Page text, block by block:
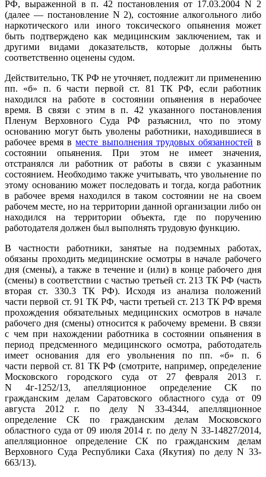
РФ, выраженной в п. 42 постановления от 17.03.2004 N 2
(далее — постановление N 2), состояние алкогольного либо
наркотического или иного токсического опьянения может
быть подтверждено как медицинским заключением, так и
другими видами доказательств, которые должны быть
соответственно оценены судом.
Действительно, ТК РФ не уточняет, подлежит ли применению
пп. «б» п. 6 части первой ст. 81 ТК РФ, если работник
находился на работе в состоянии опьянения в нерабочее
время. В связи с этим в п. 42 указанного постановления
Пленум Верховного Суда РФ разъяснил, что по этому
основанию могут быть уволены работники, находившиеся в
рабочее время вместе выполнения трудовых обязанностей в
состоянии опьянения. При этом не имеет значения,
отстранялся ли работник от работы в связи с указанным
состоянием. Необходимо также учитывать, что увольнение по
этому основанию может последовать и тогда, когда работник
в рабочее время находился в таком состоянии не на своем
рабочем месте, но на территории данной организации либо он
находился на территории объекта, где по поручению
работодателя должен был выполнять трудовую функцию.
В частности работники, занятые на подземных работах,
обязаны проходить медицинские осмотры в начале рабочего
дня (смены), а также в течение и (или) в конце рабочего дня
(смены) в соответствии с частью третьей ст. 213 ТК РФ (часть
вторая ст. 330.3 ТК РФ). Исходя из анализа положений
части первой ст. 91 ТК РФ, части третьей ст. 213 ТК РФ время
прохождения обязательных медицинских осмотров в начале
рабочего дня (смены) относится к рабочему времени. В связи
с чем при нахождении работника в состоянии опьянения в
период предсменного медицинского осмотра, работодатель
имеет основания для его увольнения по пп. «б» п. 6
части первой ст. 81 ТК РФ (смотрите, например, определение
Московского городского суда от 27 февраля 2013 г.
N 4г-1252/13, апелляционное определение СК по
гражданским делам Саратовского областного суда от 09
августа 2012 г. по делу N 33-4344, апелляционное
определение СК по гражданским делам Московского
областного суда от 09 июля 2014 г. по делу N 33-14827/2014,
апелляционное определение СК по гражданским делам
Верховного Суда Республики Саха (Якутия) по делу N 33-
663/13).